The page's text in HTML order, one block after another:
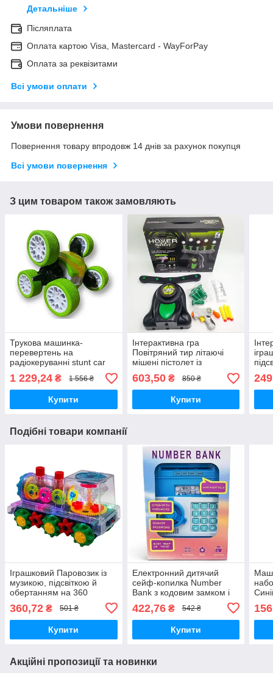
Детальніше
Післяплата
Оплата картою Visa, Mastercard - WayForPay
Оплата за реквізитами
Всі умови оплати
Умови повернення
Повернення товару впродовж 14 днів за рахунок покупця
Всі умови повернення
З цим товаром також замовляють
Трукова машинка-
перевертень на
радіокеруванні stunt car
1 229,24 ₴ 1 556 ₴
Купити
Інтерактивна гра
Повітряний тир літаючі
мішені пістолет із
кульки Hover Shot AN
603,50₴ 850 ₴
Купити
Подібні товари компанії
Іграшковий Паровозик із
музикою, підсвіткою й
обертанням на 360
360,72 ₴ 501 ₴
Купити
Електронний дитячий
сейф-копилка Number
Bank з кодовим замком і
ГОЛУБИЙ
422,76₴ 542 ₴
Купити
Акційні пропозиції та новинки